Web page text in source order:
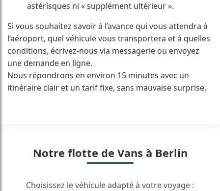
astérisques ni « supplément ultérieur ».
Si vous souhaitez savoir à l’avance qui vous attendra à
l’aéroport, quel véhicule vous transportera et à quelles
conditions, écrivez-nous via messagerie ou envoyez
une demande en ligne.
Nous répondrons en environ 15 minutes avec un
itinéraire clair et un tarif fixe, sans mauvaise surprise.
Notre flotte de Vans à Berlin
Choisissez le véhicule adapté à votre voyage :